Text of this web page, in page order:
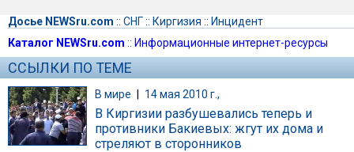
Досье NEWSru.com :: СНГ:: Киргизия :: Инцидент
Каталог NEWSru.com :: Информационные интернет-ресурсы
ССЫЛКИ ПО ТЕМЕ
В мире | 14 мая 2010 г.,
В Киргизии разбушевались теперь и
противники Бакиевых: жгут их дома и
стреляют в сторонников